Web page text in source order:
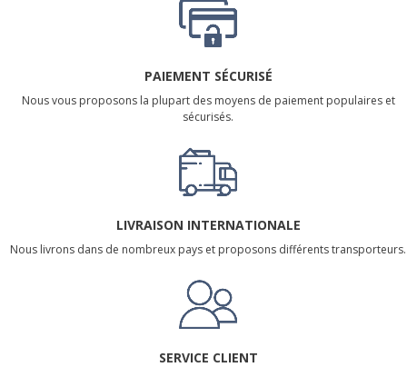
PAIEMENT SÉCURISÉ
Nous vous proposons la plupart des moyens de paiement populaires et
sécurisés.
LIVRAISON INTERNATIONALE
Nous livrons dans de nombreux pays et proposons différents transporteurs.
SERVICE CLIENT